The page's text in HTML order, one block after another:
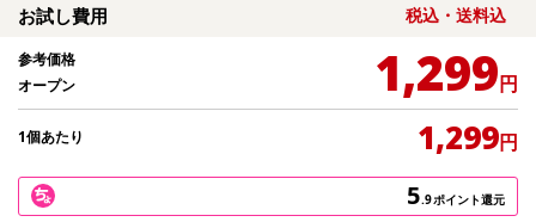
お試し費用 税込・送料込
参考価格
オープン
1,299円
1個あたり 1,299円
5.9ポイント還元